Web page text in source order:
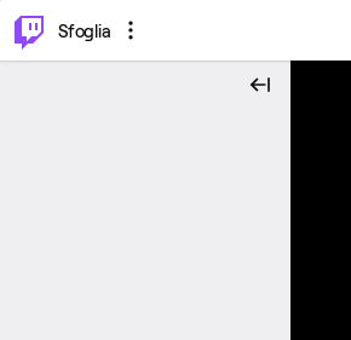
Sfoglia